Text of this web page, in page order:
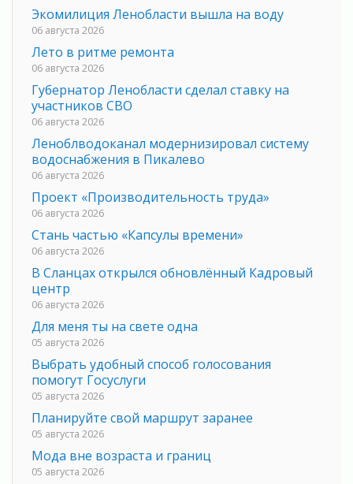
Экомилиция Ленобласти вышла на воду
06 августа 2026
Лето в ритме ремонта
06 августа 2026
Губернатор Ленобласти сделал ставку на
участников СВО
06 августа 2026
Леноблводоканал модернизировал систему
водоснабжения в Пикалево
06 августа 2026
Проект «Производительность труда»
06 августа 2026
Стань частью «Капсулы времени»
06 августа 2026
В Сланцах открылся обновлённый Кадровый
центр
06 августа 2026
Для меня ты на свете одна
05 августа 2026
Выбрать удобный способ голосования
помогут Госуслуги
05 августа 2026
Планируйте свой маршрут заранее
05 августа 2026
Мода вне возраста и границ
05 августа 2026